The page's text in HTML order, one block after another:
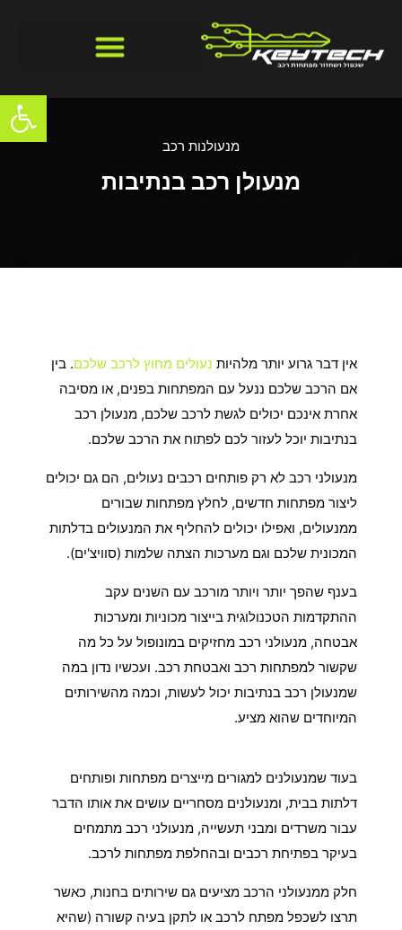
פתח
מנעולנות רכב
מנעולן רכב בנתיבות
אין דבר גרוע יותר מלהיות נעולים מחוץ לרכב שלכם. בין
אם הרכב שלכם ננעל עם המפתחות בפנים, או מסיבה
אחרת אינכם יכולים לגשת לרכב שלכם, מנעולן רכב
בנתיבות יוכל לעזור לכם לפתוח את הרכב שלכם.
מנעולני רכב לא רק פותחים רכבים נעולים, הם גם יכולים
ליצור מפתחות חדשים, לחלץ מפתחות שבורים
ממנעולים, ואפילו יכולים להחליף את המנעולים בדלתות
המכונית שלכם וגם מערכות הצתה שלמות (סוויצ'ים).
בענף שהפך יותר ויותר מורכב עם השנים עקב
ההתקדמות הטכנולוגית בייצור מכוניות ומערכות
אבטחה, מנעולני רכב מחזיקים במונופול על כל מה
שקשור למפתחות רכב ואבטחת רכב. ועכשיו נדון במה
שמנעולן רכב בנתיבות יכול לעשות, וכמה מהשירותים
המיוחדים שהוא מציע.
בעוד שמנעולנים למגורים מייצרים מפתחות ופותחים
דלתות בבית, ומנעולנים מסחריים עושים את אותו הדבר
עבור משרדים ומבני תעשייה, מנעולני רכב מתמחים
בעיקר בפתיחת רכבים ובהחלפת מפתחות לרכב.
חלק ממנעולני הרכב מציעים גם שירותים בחנות, כאשר
תרצו לשכפל מפתח לרכב או לתקן בעיה קשורה (שהיא